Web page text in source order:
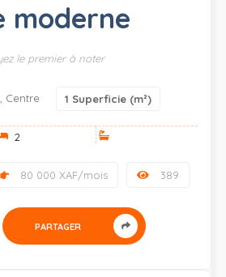
moderne
le premier à noter
Centre 1 Superficie (m²)
2
389
80 000 XAF/mois
PARTAGER